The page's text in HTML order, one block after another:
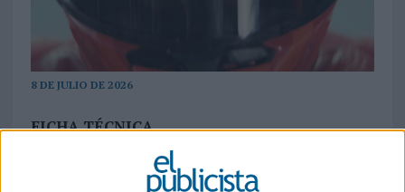
8 DE JULIO DE 2026
FICHA TÉCNICA
Anunciante: Verisure